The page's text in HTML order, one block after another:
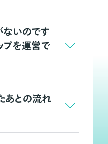
ないのです
プを運営で
あとの流れ